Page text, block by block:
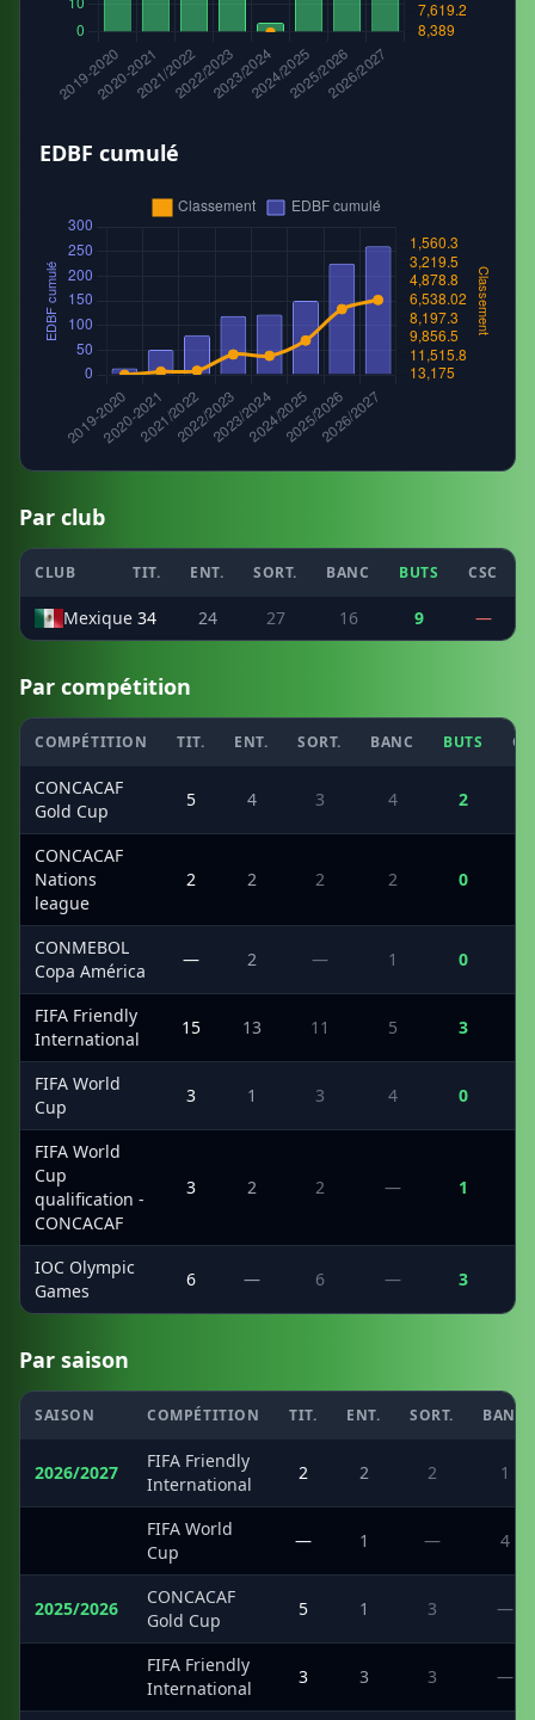
EDBF cumulé
Par club
CLUB TIT. ENT. SORT. BANC BUTS CSC
Mexique 34 24 27 16 9 —
Par compétition
COMPÉTITION TIT. ENT. SORT. BANC BUTS
CONCACAF
Gold Cup
5 4 3 4 2
CONCACAF
Nations
league
2 2 2 2 0
CONMEBOL
Copa América
— 2 — 1 0
FIFA Friendly
International
15 13 11 5 3
FIFA World
Cup
3 1 3 4 0
FIFA World
Cup
qualification -
CONCACAF
3 2 2 — 1
IOC Olympic
Games
6 — 6 — 3
Par saison
SAISON COMPÉTITION TIT. ENT. SORT. BANC
2026/2027
FIFA Friendly
International
2 2 2 1
FIFA World
Cup
— 1 — 4
2025/2026
CONCACAF
Gold Cup
5 1 3 —
FIFA Friendly
International
3 3 3 —